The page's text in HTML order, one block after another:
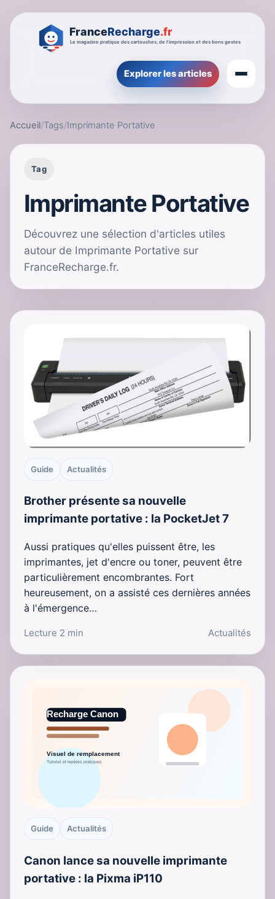
Explorer les articles
Accueil/Tags/Imprimante Portative
Tag
Imprimante Portative
Découvrez une sélection d'articles utiles
autour de Imprimante Portative sur
FranceRecharge.fr.
Guide Actualités
Brother présente sa nouvelle
imprimante portative : la PocketJet 7
Aussi pratiques qu'elles puissent être, les
imprimantes, jet d'encre ou toner, peuvent être
particulièrement encombrantes. Fort
heureusement, on a assisté ces dernières années
à l'émergence…
Lecture 2 min Actualités
Guide Actualités
Canon lance sa nouvelle imprimante
portative : la Pixma iP110